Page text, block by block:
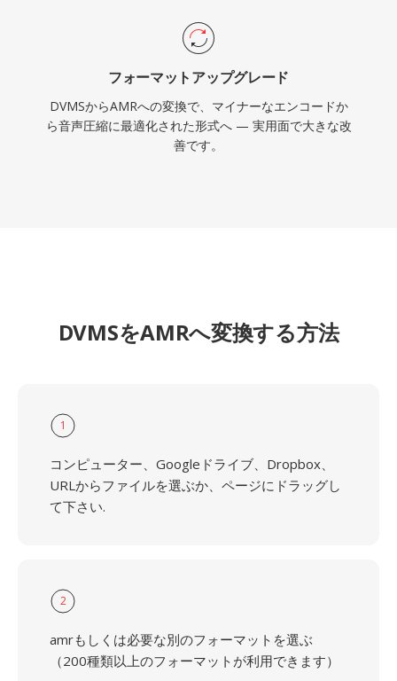
フォーマットアップグレード
DVMSからAMRへの変換で、マイナーなエンコードか
ら音声圧縮に最適化された形式へ — 実用面で大きな改
善です。
DVMSをAMRへ変換する方法
1
コンピューター、Googleドライブ、Dropbox、
URLからファイルを選ぶか、ページにドラッグし
て下さい.
2
amrもしくは必要な別のフォーマットを選ぶ
（200種類以上のフォーマットが利用できます）